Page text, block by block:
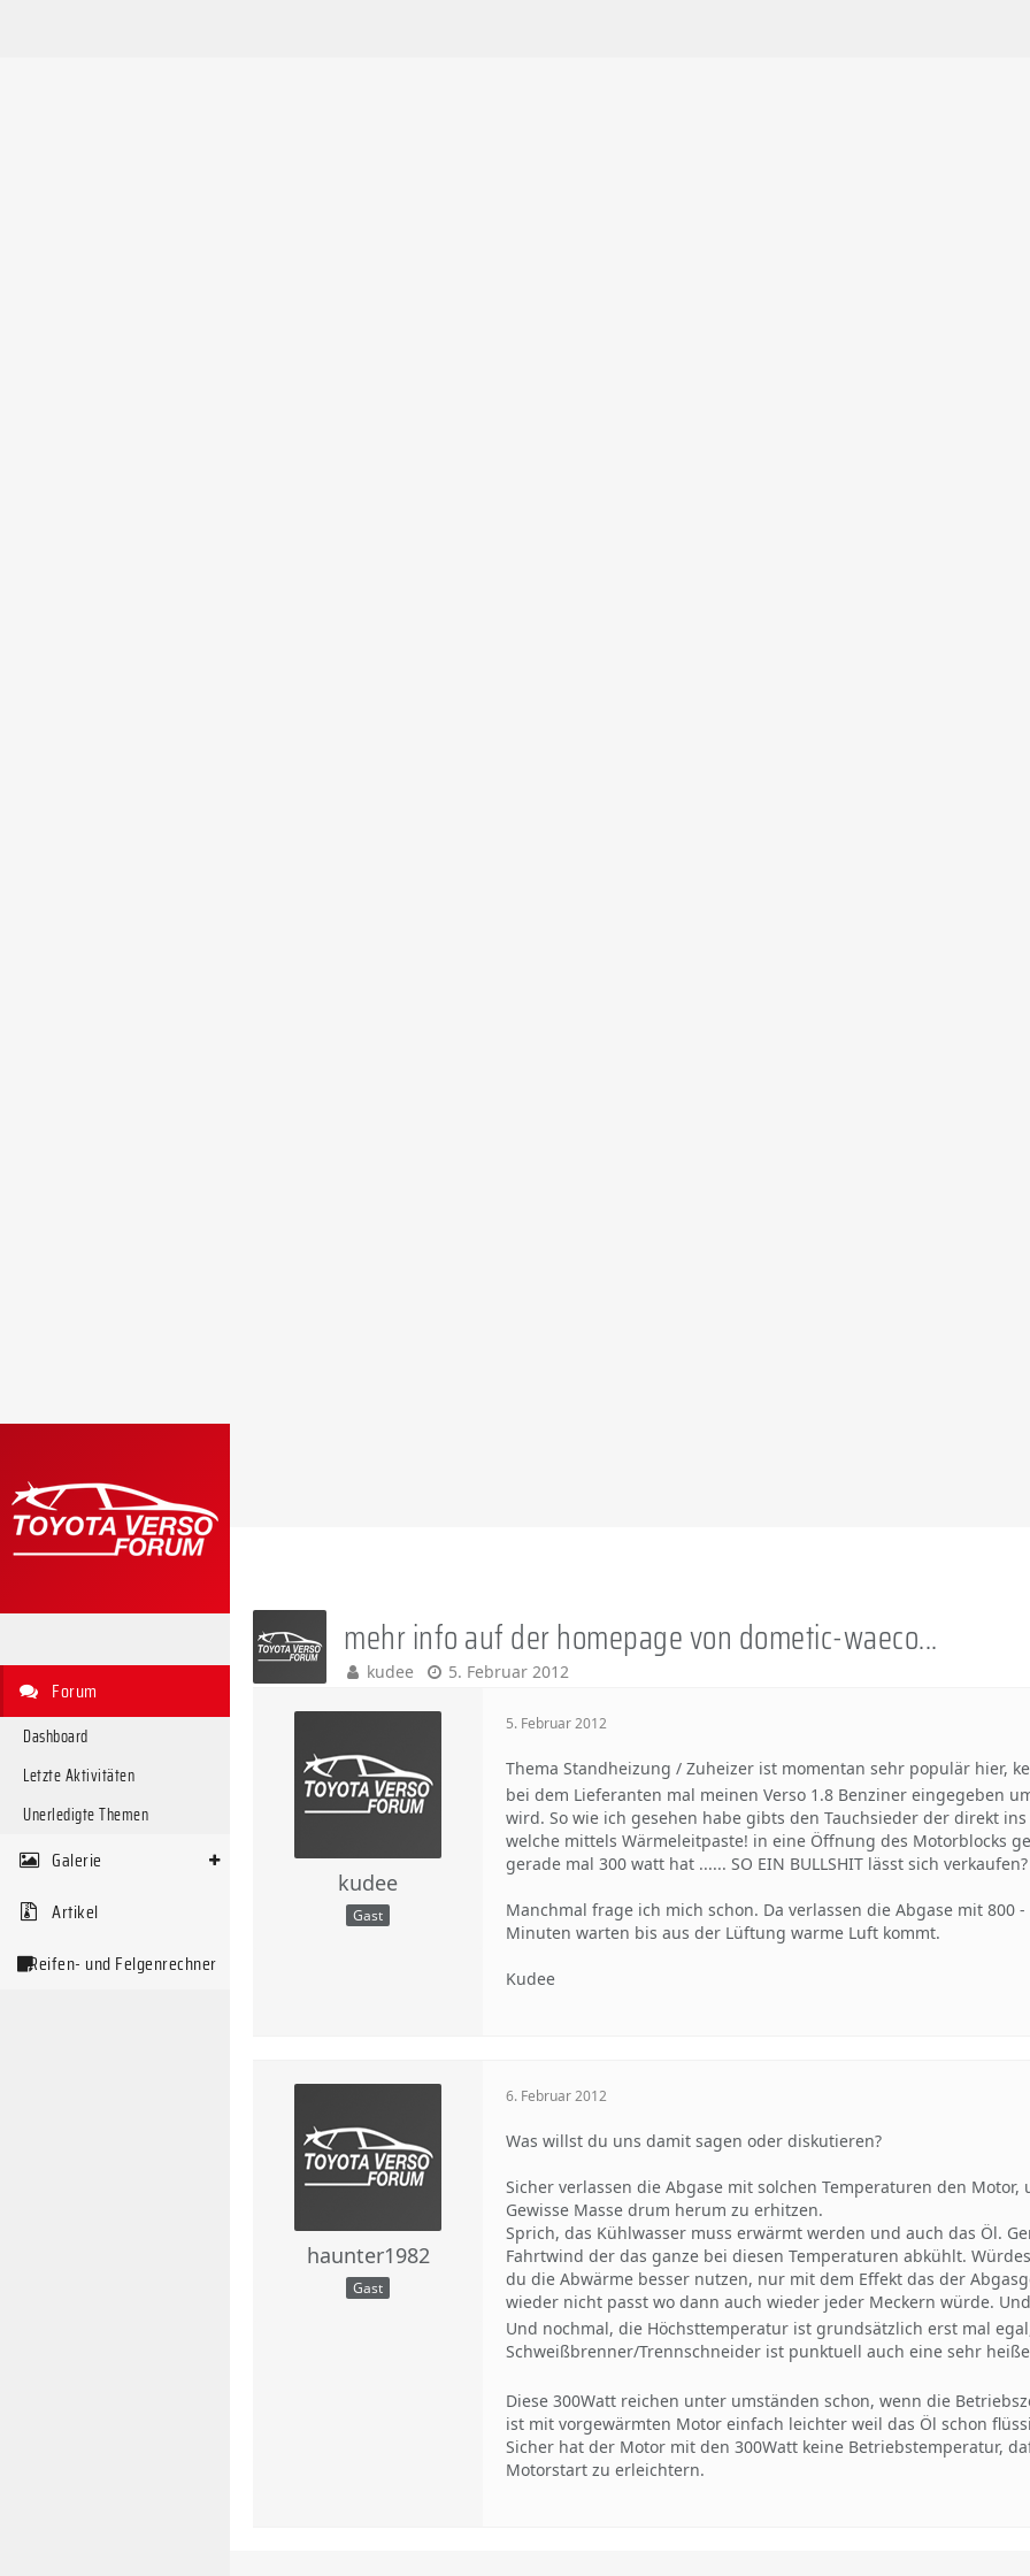
Forum
Dashboard
Letzte Aktivitäten
Unerledigte Themen
Galerie
Artikel
Reifen- und Felgenrechner
mehr info auf der homepage von dometic-waeco...
kudee 5. Februar 2012
kudee
Gast
5. Februar 2012
Thema Standheizung / Zuheizer ist momentan sehr populär hier,
bei dem Lieferanten mal meinen Verso 1.8 Benziner eingegeben
wird. So wie ich gesehen habe gibts den Tauchsieder der direkt
welche mittels Wärmeleitpaste! in eine Öffnung des Motorblocks
gerade mal 300 watt hat ...... SO EIN BULLSHIT lässt sich verkaufen?
Manchmal frage ich mich schon. Da verlassen die Abgase mit
Minuten warten bis aus der Lüftung warme Luft kommt.
Kudee
haunter1982
Gast
6. Februar 2012
Was willst du uns damit sagen oder diskutieren?
Sicher verlassen die Abgase mit solchen Temperaturen den
Gewisse Masse drum herum zu erhitzen.
Sprich, das Kühlwasser muss erwärmt werden und auch das Öl.
Fahrtwind der das ganze bei diesen Temperaturen abkühlt.
du die Abwärme besser nutzen, nur mit dem Effekt das der
wieder nicht passt wo dann auch wieder jeder Meckern würde.
Und nochmal, die Höchsttemperatur ist grundsätzlich erst mal
Schweißbrenner/Trennschneider ist punktuell auch eine sehr
Diese 300Watt reichen unter umständen schon, wenn die
ist mit vorgewärmten Motor einfach leichter weil das Öl schon
Sicher hat der Motor mit den 300Watt keine Betriebstemperatur,
Motorstart zu erleichtern.